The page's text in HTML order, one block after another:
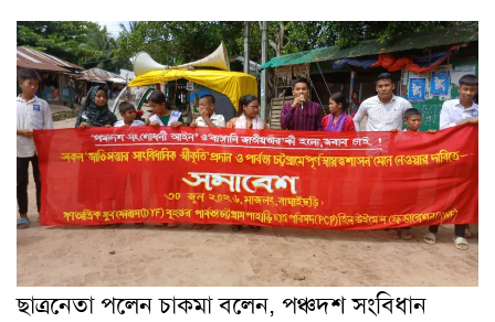
ছাত্রনেতা পলেন চাকমা বলেন, পঞ্চদশ সংবিধান